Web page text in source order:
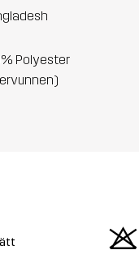
Polyester
o